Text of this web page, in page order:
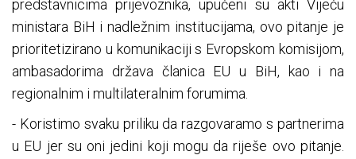
predstavnicima prijevoznika, upućeni su akti Vijeću
ministara BiH i nadležnim institucijama, ovo pitanje je
prioritetizirano u komunikaciji s Evropskom komisijom,
ambasadorima država članica EU u BiH, kao i na
regionalnim i multilateralnim forumima.
- Koristimo svaku priliku da razgovaramo s partnerima
u EU jer su oni jedini koji mogu da riješe ovo pitanje.